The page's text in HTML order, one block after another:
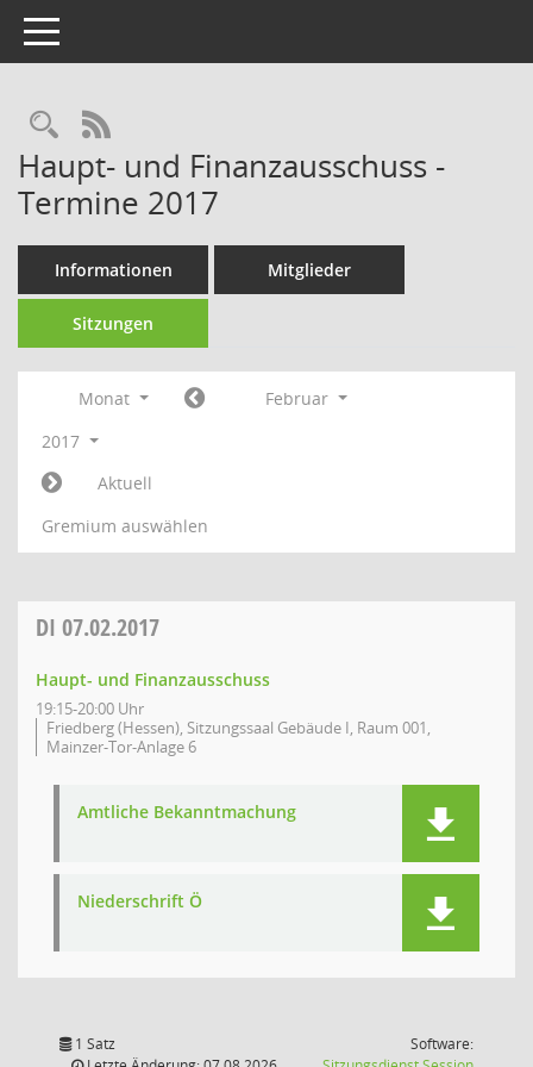
Toggle navigation
Rechercheauswahl
RSS-Feed
Haupt- und Finanzausschuss -
Termine 2017
Informationen Mitglieder
Sitzungen
Monat
Februar
2017
Aktuell
Gremium auswählen
DI 07.02.2017
Haupt- und Finanzausschuss
19:15-20:00 Uhr
Friedberg (Hessen), Sitzungssaal Gebäude I, Raum 001,
Mainzer-Tor-Anlage 6
Amtliche Bekanntmachung
Niederschrift Ö
1 Satz
Software: